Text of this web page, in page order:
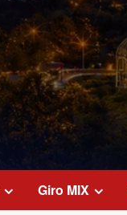
Giro MIX